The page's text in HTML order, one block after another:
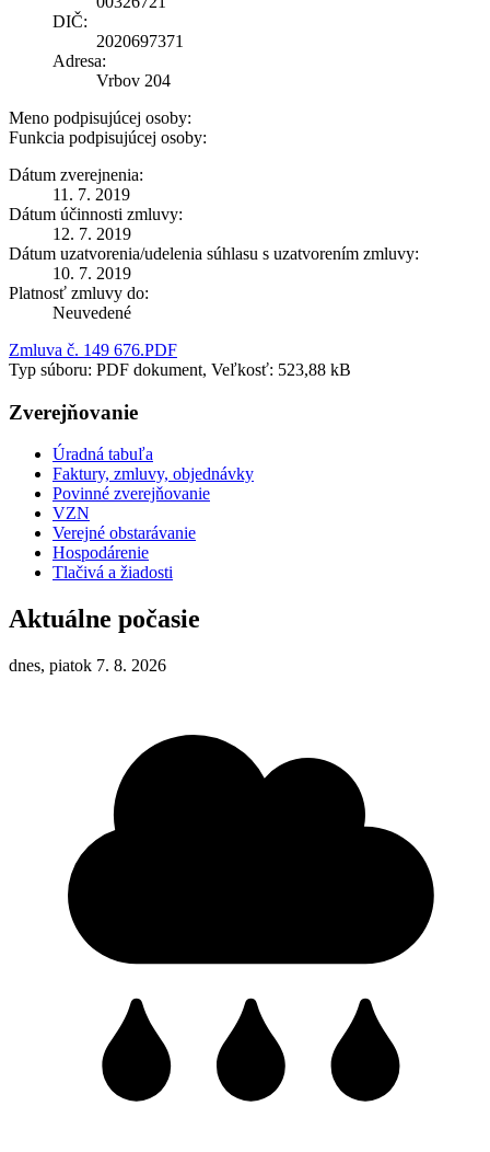
DIČ:
2020697371
Adresa:
Vrbov 204
Meno podpisujúcej osoby:
Funkcia podpisujúcej osoby:
Dátum zverejnenia:
11. 7. 2019
Dátum účinnosti zmluvy:
12. 7. 2019
Dátum uzatvorenia/udelenia súhlasu s uzatvorením zmluvy:
10. 7. 2019
Platnosť zmluvy do:
Neuvedené
Zmluva č. 149 676.PDF
Typ súboru: PDF dokument, Veľkosť: 523,88 kB
Zverejňovanie
Úradná tabuľa
Faktury, zmluvy, objednávky
Povinné zverejňovanie
VZN
Verejné obstarávanie
Hospodárenie
Tlačivá a žiadosti
Aktuálne počasie
dnes, piatok 7. 8. 2026